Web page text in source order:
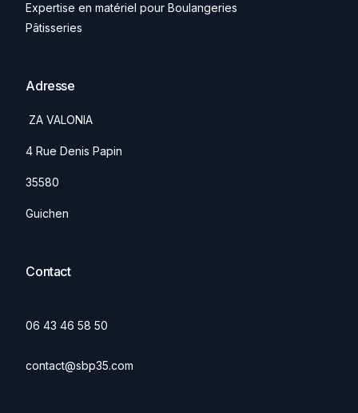
Expertise en matériel pour Boulangeries
Pâtisseries
Adresse
ZA VALONIA
4 Rue Denis Papin
35580
Guichen
Contact
06 43 46 58 50
contact@sbp35.com